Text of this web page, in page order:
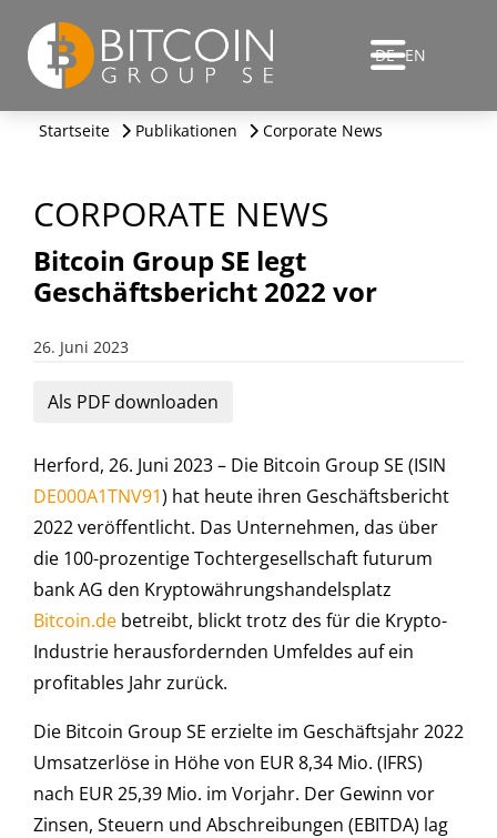
DE EN
Startseite Publikationen Corporate News
CORPORATE NEWS
Bitcoin Group SE legt
Geschäftsbericht 2022 vor
26. Juni 2023
Als PDF downloaden
Herford, 26. Juni 2023 – Die Bitcoin Group SE (ISIN
DE000A1TNV91) hat heute ihren Geschäftsbericht
2022 veröffentlicht. Das Unternehmen, das über
die 100-prozentige Tochtergesellschaft futurum
bank AG den Kryptowährungshandelsplatz
Bitcoin.de betreibt, blickt trotz des für die Krypto-
Industrie herausfordernden Umfeldes auf ein
profitables Jahr zurück.
Die Bitcoin Group SE erzielte im Geschäftsjahr 2022
Umsatzerlöse in Höhe von EUR 8,34 Mio. (IFRS)
nach EUR 25,39 Mio. im Vorjahr. Der Gewinn vor
Zinsen, Steuern und Abschreibungen (EBITDA) lag